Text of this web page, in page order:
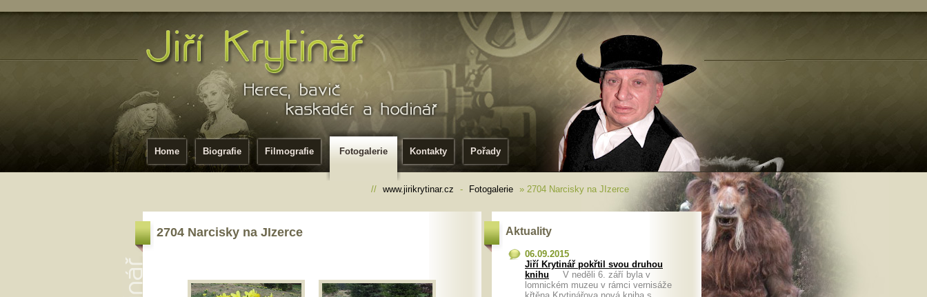
Home Biografie Filmografie Fotogalerie Kontakty Pořady
// www.jirikrytinar.cz - Fotogalerie » 2704 Narcisky na JIzerce
2704 Narcisky na JIzerce Aktuality
06.09.2015
Jiří Krytinář pokřtil svou druhou
knihu V neděli 6. září byla v
lomnickém muzeu v rámci vernisáže